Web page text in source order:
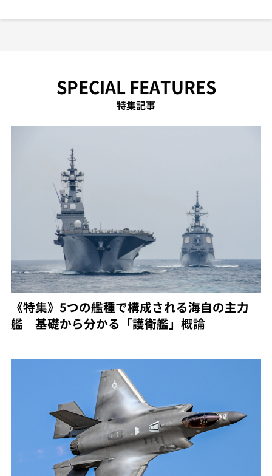
SPECIAL FEATURES
特集記事
《特集》5つの艦種で構成される海自の主力
艦 基礎から分かる「護衛艦」概論